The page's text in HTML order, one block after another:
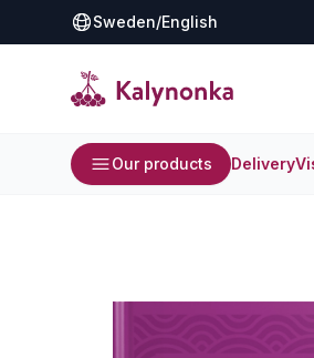
Sweden/English
Our products Delivery